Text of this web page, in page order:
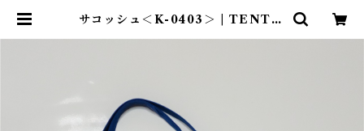
サコッシュ＜K-0403＞ | TENT-T